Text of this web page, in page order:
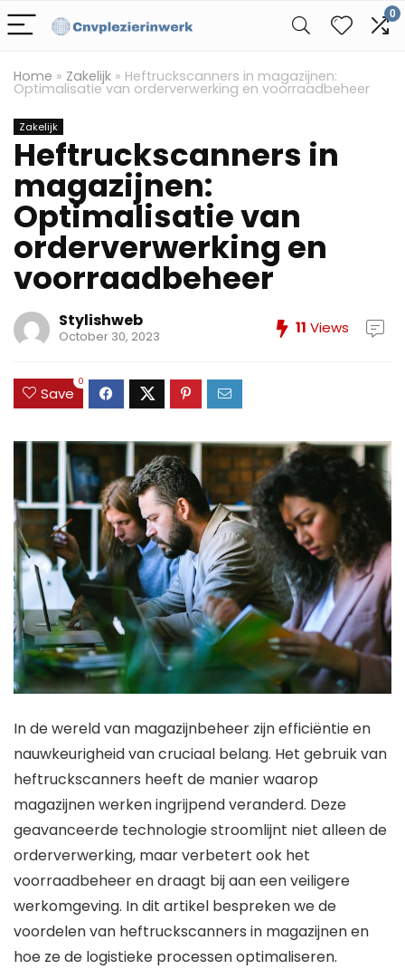
0
Home » Zakelijk » Heftruckscanners in magazijnen:
Optimalisatie van orderverwerking en voorraadbeheer
Zakelijk
Heftruckscanners in
magazijnen:
Optimalisatie van
orderverwerking en
voorraadbeheer
Stylishweb
October 30, 2023 11 Views
Save
0
In de wereld van magazijnbeheer zijn efficiëntie en
nauwkeurigheid van cruciaal belang. Het gebruik van
heftruckscanners heeft de manier waarop
magazijnen werken ingrijpend veranderd. Deze
geavanceerde technologie stroomlijnt niet alleen de
orderverwerking, maar verbetert ook het
voorraadbeheer en draagt bij aan een veiligere
werkomgeving. In dit artikel bespreken we de
voordelen van heftruckscanners in magazijnen en
hoe ze de logistieke processen optimaliseren.